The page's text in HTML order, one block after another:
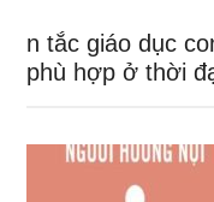
n tắc giáo dục
phù hợp ở thời